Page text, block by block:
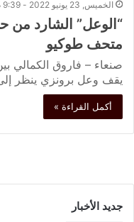
الخميس, 23 يونيو 2022 - 9:39 م
“الوعل” الشارد من
متحف طوكيو
صنعاء – فاروق الكمالي
يقف وعل برونزي ينظر
أكمل القراءة »
جديد الأخبار